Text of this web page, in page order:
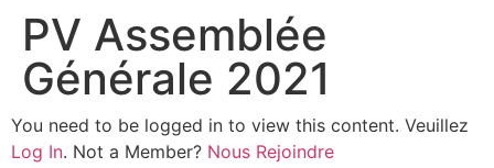
PV Assemblée
Générale 2021
You need to be logged in to view this content. Veuillez
Log In. Not a Member? Nous Rejoindre